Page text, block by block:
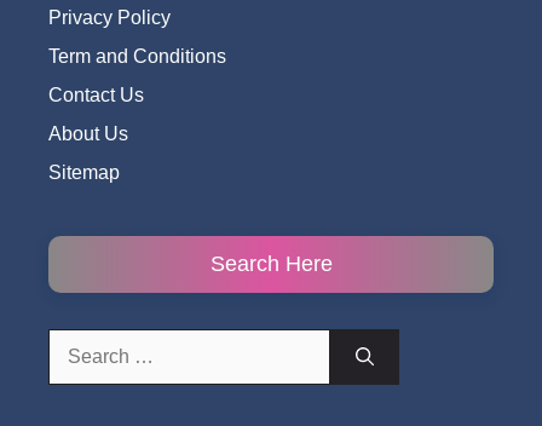
Privacy Policy
Term and Conditions
Contact Us
About Us
Sitemap
Search Here